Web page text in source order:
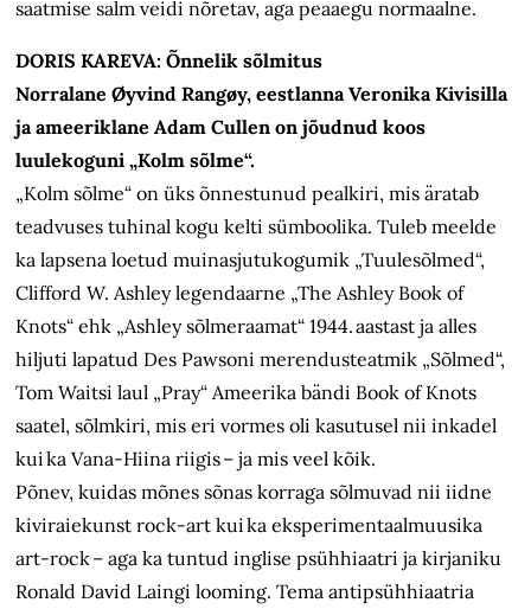
saatmise salm veidi nõretav, aga peaaegu normaalne.
DORIS KAREVA: Õnnelik sõlmitus
Norralane Øyvind Rangøy, eestlanna Veronika Kivisilla
ja ameeriklane Adam Cullen on jõudnud koos
luulekoguni „Kolm sõlme“.
„Kolm sõlme“ on üks õnnestunud pealkiri, mis äratab
teadvuses tuhinal kogu kelti sümboolika. Tuleb meelde
ka lapsena loetud muinasjutukogumik „Tuulesõlmed“,
Clifford W. Ashley legendaarne „The Ashley Book of
Knots“ ehk „Ashley sõlmeraamat“ 1944. aastast ja alles
hiljuti lapatud Des Pawsoni merendusteatmik „Sõlmed“,
Tom Waitsi laul „Pray“ Ameerika bändi Book of Knots
saatel, sõlmkiri, mis eri vormes oli kasutusel nii inkadel
kui ka Vana-Hiina riigis – ja mis veel kõik.
Põnev, kuidas mõnes sõnas korraga sõlmuvad nii iidne
kiviraiekunst rock-art kui ka eksperimentaalmuusika
art-rock – aga ka tuntud inglise psühhiaatri ja kirjaniku
Ronald David Laingi looming. Tema antipsühhiaatria